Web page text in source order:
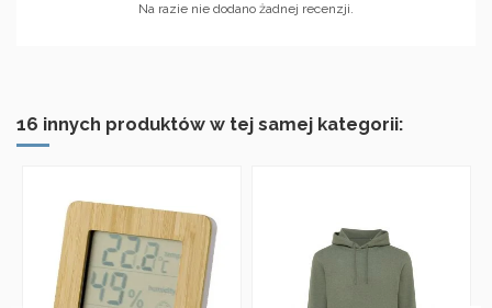
Na razie nie dodano żadnej recenzji.
16 innych produktów w tej samej kategorii: